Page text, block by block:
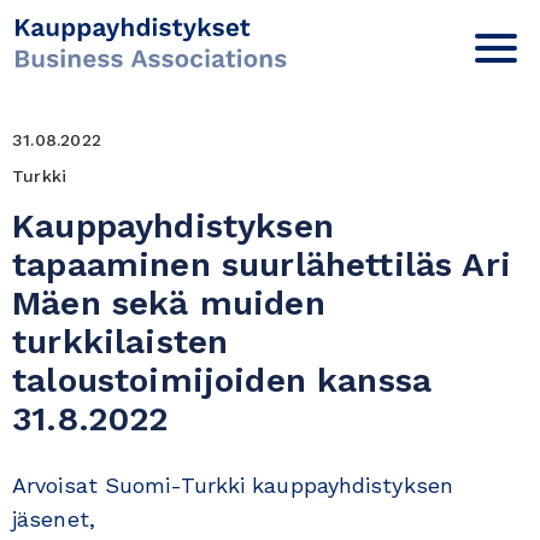
31.08.2022
Turkki
Kauppayhdistyksen
tapaaminen suurlähettiläs Ari
Mäen sekä muiden
turkkilaisten
taloustoimijoiden kanssa
31.8.2022
Arvoisat Suomi-Turkki kauppayhdistyksen
jäsenet,